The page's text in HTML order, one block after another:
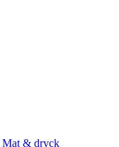
Mat & dryck